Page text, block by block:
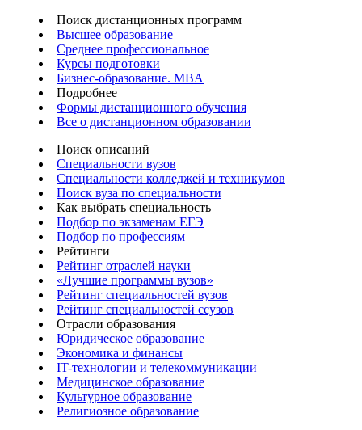
Поиск дистанционных программ
Высшее образование
Среднее профессиональное
Курсы подготовки
Бизнес-образование. MBA
Подробнее
Формы дистанционного обучения
Все о дистанционном образовании
Поиск описаний
Специальности вузов
Специальности колледжей и техникумов
Поиск вуза по специальности
Как выбрать специальность
Подбор по экзаменам ЕГЭ
Подбор по профессиям
Рейтинги
Рейтинг отраслей науки
«Лучшие программы вузов»
Рейтинг специальностей вузов
Рейтинг специальностей ссузов
Отрасли образования
Юридическое образование
Экономика и финансы
IT-технологии и телекоммуникации
Медицинское образование
Культурное образование
Религиозное образование